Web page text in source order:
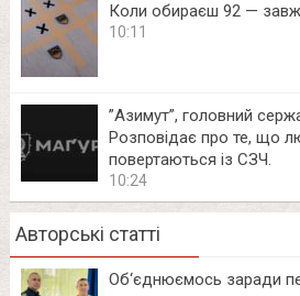
Коли обираєш 92 —
10:11
⁨”Азимут”, головний
Розповідає про те, що
повертаються із СЗЧ.
10:24
Авторські статті
Об‘єднюємось заради